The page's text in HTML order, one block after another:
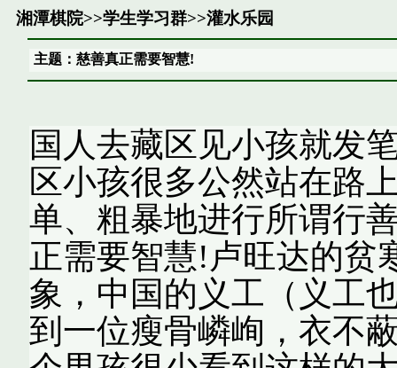
湘潭棋院>>学生学习群>>灌水乐园
主题：慈善真正需要智慧!
国人去藏区见小孩就发
区小孩很多公然站在路
单、粗暴地进行所谓行
正需要智慧!卢旺达的贫
象，中国的义工（义工
到一位瘦骨嶙峋，衣不